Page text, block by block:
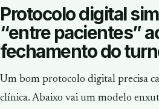
Protocolo digital
“entre pacientes”
fechamento do
Um bom protocolo digital precisa
clínica. Abaixo vai um modelo